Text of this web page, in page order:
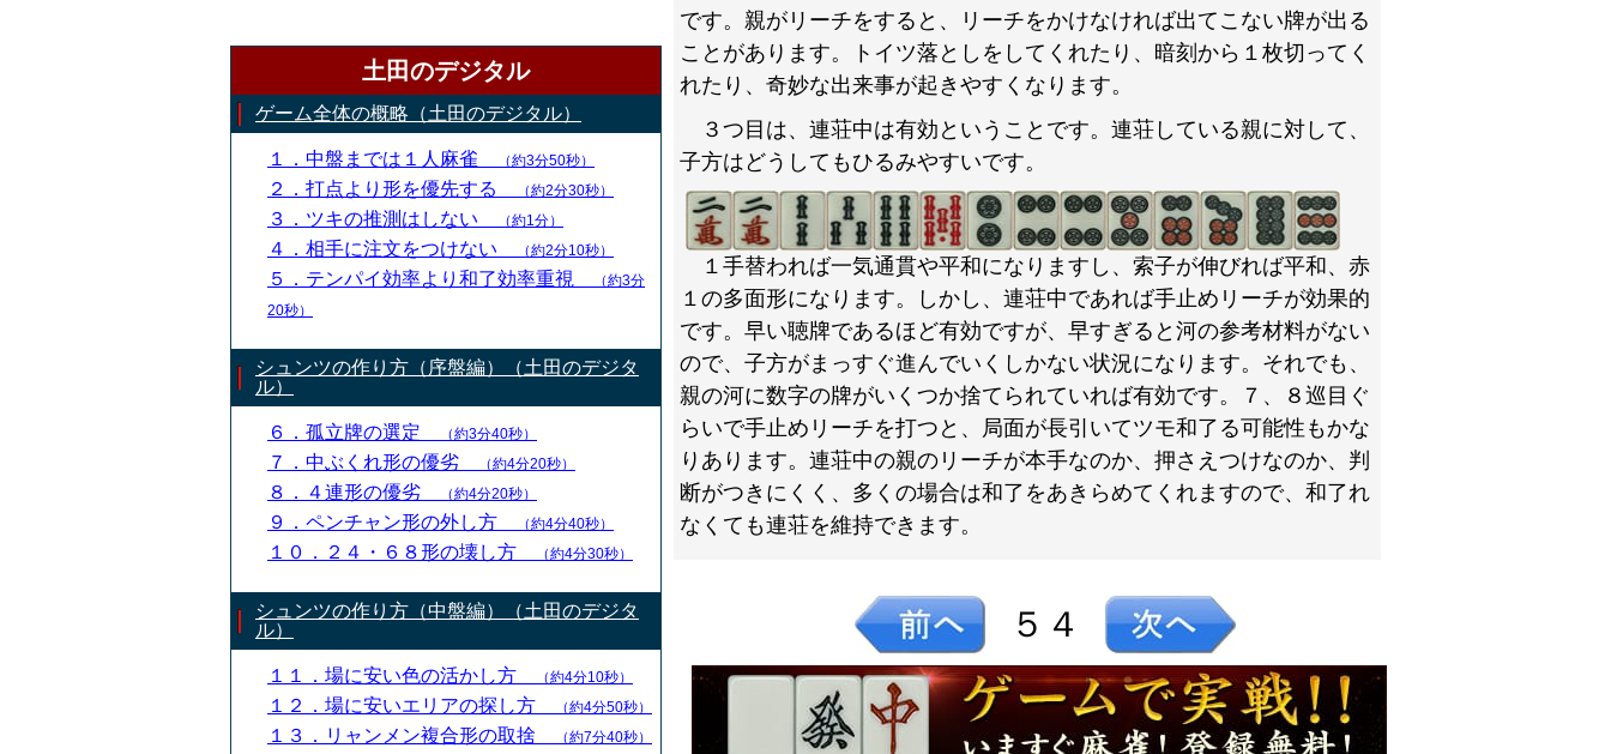
土田のデジタル
ゲーム全体の概略（土田のデジタル）
１．中盤までは１人麻雀 （約3分50秒）
２．打点より形を優先する （約2分30秒）
３．ツキの推測はしない （約1分）
４．相手に注文をつけない （約2分10秒）
５．テンパイ効率より和了効率重視
（約3分
20秒）
シュンツの作り方（序盤編）（土田のデジタ
ル）
６．孤立牌の選定 （約3分40秒）
７．中ぶくれ形の優劣 （約4分20秒）
８．４連形の優劣 （約4分20秒）
９．ペンチャン形の外し方 （約4分40秒）
１０．２４・６８形の壊し方 （約4分30秒）
シュンツの作り方（中盤編）（土田のデジタ
ル）
１１．場に安い色の活かし方 （約4分10秒）
１２．場に安いエリアの探し方 （約4分50秒）
１３．リャンメン複合形の取捨 （約7分40秒）
です。親がリーチをすると、リーチをかけなければ出てこない牌が出る
ことがあります。トイツ落としをしてくれたり、暗刻から１枚切ってく
れたり、奇妙な出来事が起きやすくなります。
３つ目は、連荘中は有効ということです。連荘している親に対して、
子方はどうしてもひるみやすいです。
１手替われば一気通貫や平和になりますし、索子が伸びれば平和、赤
１の多面形になります。しかし、連荘中であれば手止めリーチが効果的
です。早い聴牌であるほど有効ですが、早すぎると河の参考材料がない
ので、子方がまっすぐ進んでいくしかない状況になります。それでも、
親の河に数字の牌がいくつか捨てられていれば有効です。７、８巡目ぐ
らいで手止めリーチを打つと、局面が長引いてツモ和了る可能性もかな
りあります。連荘中の親のリーチが本手なのか、押さえつけなのか、判
断がつきにくく、多くの場合は和了をあきらめてくれますので、和了れ
なくても連荘を維持できます。
５４